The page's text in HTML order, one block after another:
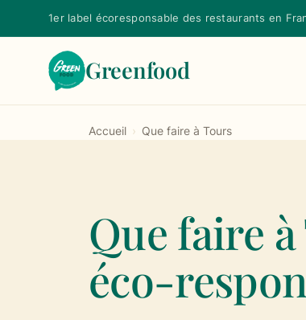
1er label écoresponsable des restaurants en
Greenfood
Accueil › Que faire à Tours
Que faire
éco-